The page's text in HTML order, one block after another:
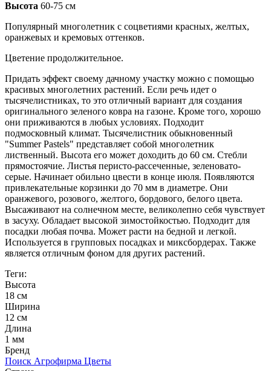
Высота 60-75 см
Популярный многолетник с соцветиями красных, желтых,
оранжевых и кремовых оттенков.
Цветение продолжительное.
Придать эффект своему дачному участку можно с помощью
красивых многолетних растений. Если речь идет о
тысячелистниках, то это отличный вариант для создания
оригинального зеленого ковра на газоне. Кроме того, хорошо
они приживаются в любых условиях. Подходит
подмосковный климат. Тысячелистник обыкновенный
"Summer Pastels" представляет собой многолетник
лиственный. Высота его может доходить до 60 см. Стебли
прямостоячие. Листья перисто-рассеченные, зеленовато-
серые. Начинает обильно цвести в конце июля. Появляются
привлекательные корзинки до 70 мм в диаметре. Они
оранжевого, розового, желтого, бордового, белого цвета.
Высаживают на солнечном месте, великолепно себя чувствует
в засуху. Обладает высокой зимостойкостью. Подходит для
посадки любая почва. Может расти на бедной и легкой.
Используется в групповых посадках и миксбордерах. Также
является отличным фоном для других растений.
Теги:
Высота
18 см
Ширина
12 см
Длина
1 мм
Бренд
Поиск Агрофирма Цветы